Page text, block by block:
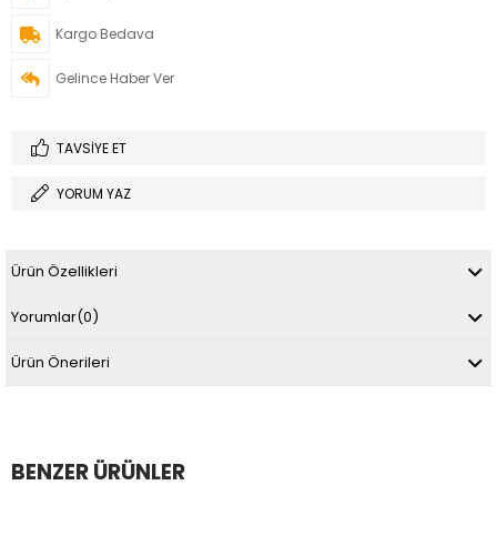
Kargo Bedava
Gelince Haber Ver
TAVSIYE ET
YORUM YAZ
Ürün Özellikleri
Yorumlar(0)
Ürün Önerileri
BENZER ÜRÜNLER